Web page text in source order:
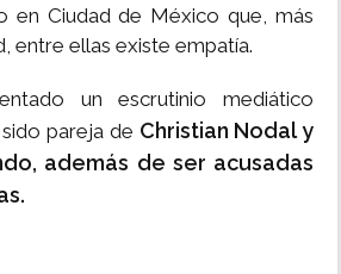
en Ciudad de México que, más
entre ellas existe empatía.
un escrutinio mediático
pareja de Christian Nodal y
además de ser acusadas